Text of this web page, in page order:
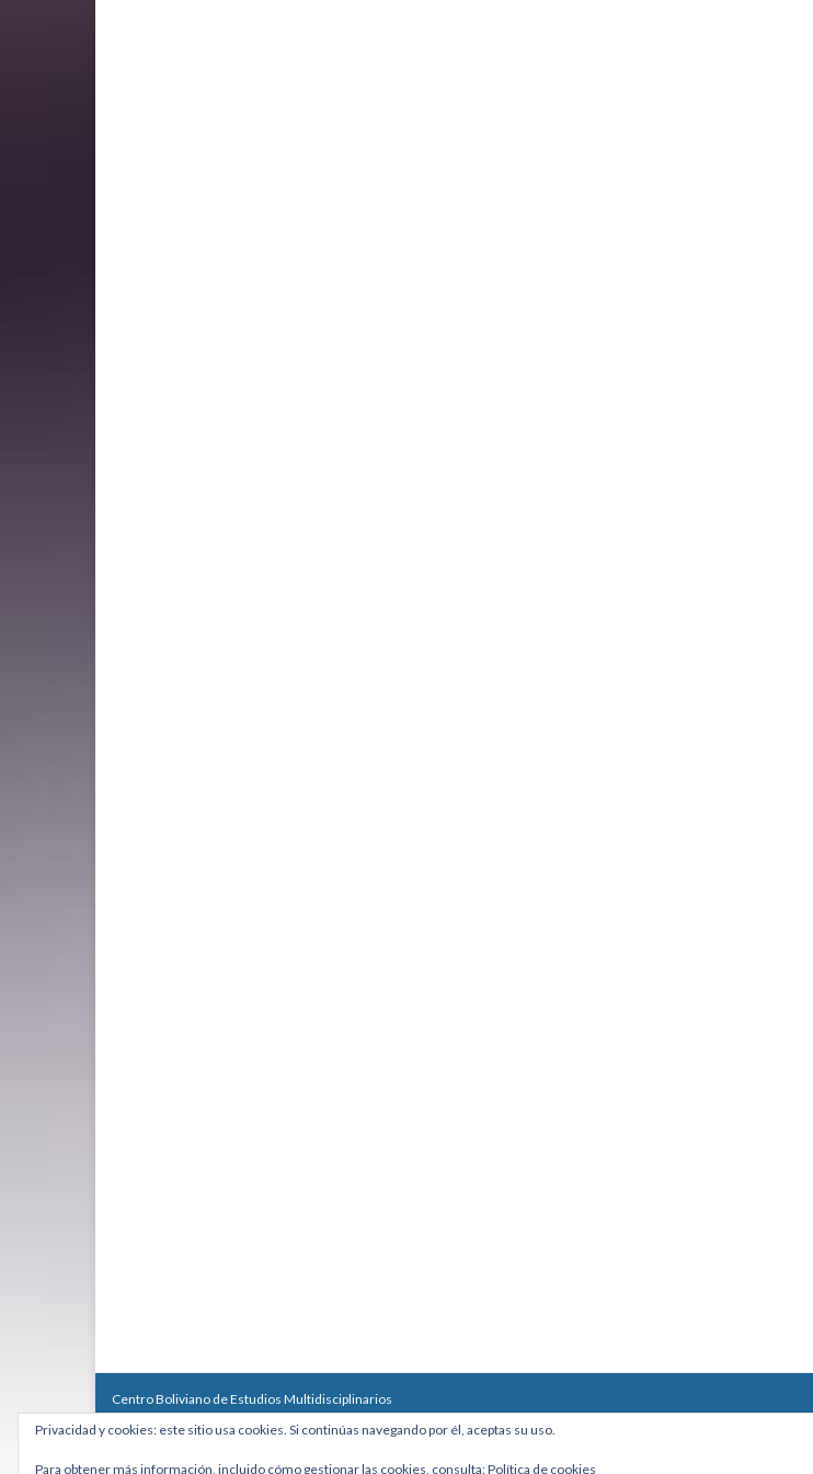
Centro Boliviano de Estudios Multidisciplinarios
Calle Macario Pinilla # 2588 esq. Av. Arce, Edificio Arcadia, Mezzanine, Of. 101 - La Paz, Bolivia
Teléfono: +591 2431818 - Celular: +591 73027636
Privacidad y cookies: este sitio usa cookies. Si continúas navegando por él, aceptas su uso.
Para obtener más información, incluido cómo gestionar las cookies, consulta:Política de cookies